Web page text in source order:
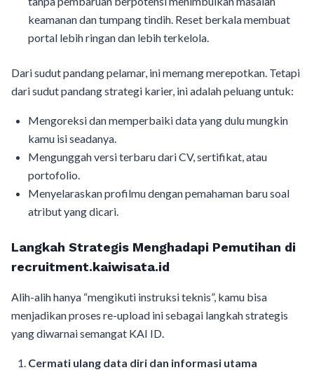
keamanan dan tumpang tindih. Reset berkala membuat
portal lebih ringan dan lebih terkelola.
Dari sudut pandang pelamar, ini memang merepotkan. Tetapi
dari sudut pandang strategi karier, ini adalah peluang untuk:
Mengoreksi dan memperbaiki data yang dulu mungkin
kamu isi seadanya.
Mengunggah versi terbaru dari CV, sertifikat, atau
portofolio.
Menyelaraskan profilmu dengan pemahaman baru soal
atribut yang dicari.
Langkah Strategis Menghadapi Pemutihan di
recruitment.kaiwisata.id
Alih-alih hanya “mengikuti instruksi teknis”, kamu bisa
menjadikan proses re-upload ini sebagai langkah strategis
yang diwarnai semangat KAI ID.
Cermati ulang data diri dan informasi utama